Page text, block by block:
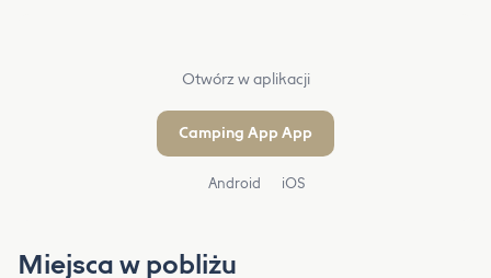
Otwórz w aplikacji
Camping App App
Android iOS
Miejsca w pobliżu